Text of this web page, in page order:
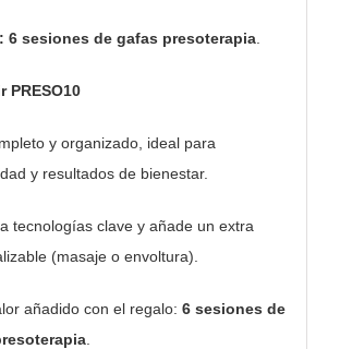
6 sesiones de gafas presoterapia.
PRESO10
y organizado, ideal para
y resultados de bienestar.
tecnologías clave y añade un extra
(masaje o envoltura).
añadido con el regalo: 6 sesiones de
.